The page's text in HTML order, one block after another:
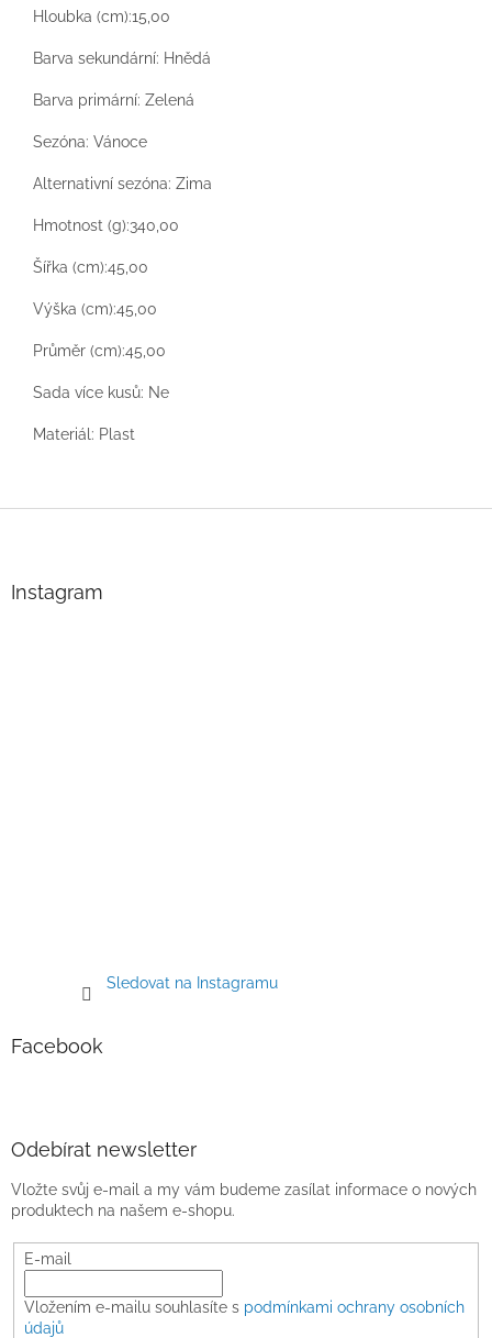
Hloubka (cm):15,00
Barva sekundární: Hnědá
Barva primární: Zelená
Sezóna: Vánoce
Alternativní sezóna: Zima
Hmotnost (g):340,00
Šířka (cm):45,00
Výška (cm):45,00
Průměr (cm):45,00
Sada více kusů: Ne
Materiál: Plast
Instagram
Sledovat na Instagramu
Facebook
Odebírat newsletter
Vložte svůj e-mail a my vám budeme zasílat informace o nových
produktech na našem e-shopu.
E-mail
Vložením e-mailu souhlasíte s podmínkami ochrany osobních
údajů